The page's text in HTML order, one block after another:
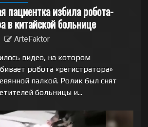
пациентка избила робота-
в китайской больнице
ArteFaktor
видео, на котором
робота «регистратора»
палкой. Ролик был снят
больницы и...